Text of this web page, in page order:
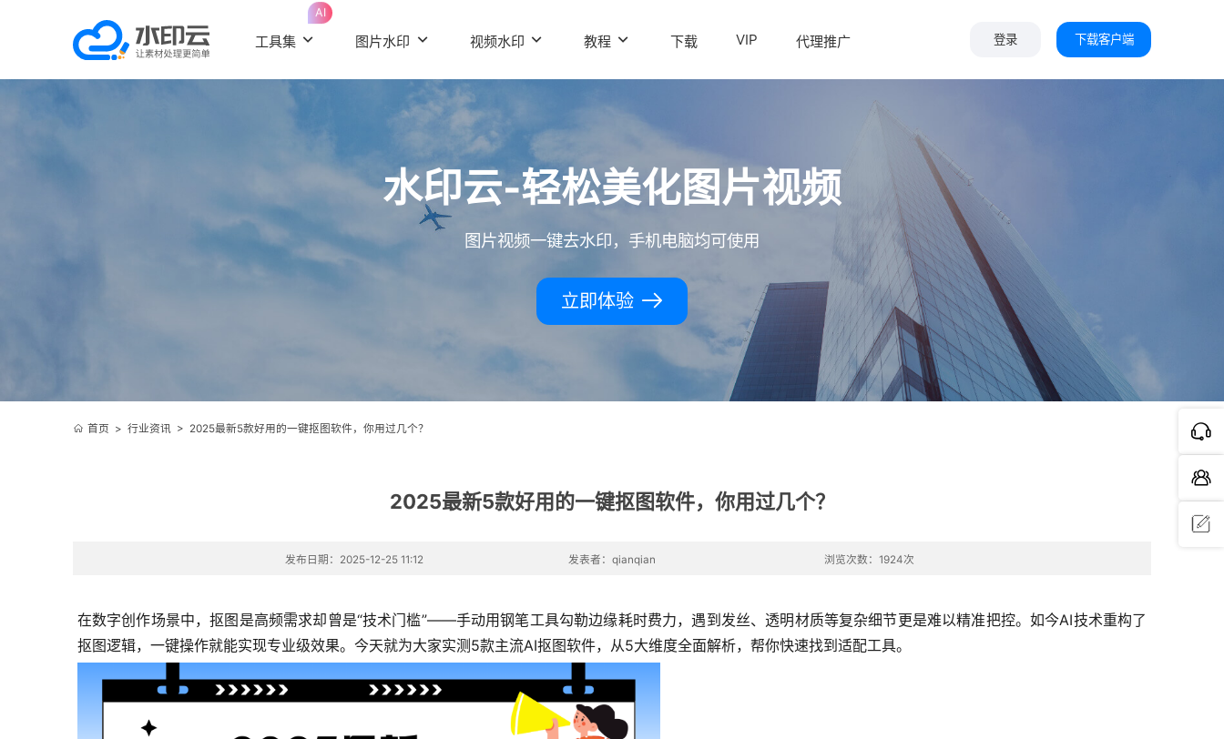
工具集
AI
图片水印 视频水印 教程 下载 VIP 代理推广 登录 下载客户端
水印云-轻松美化图片视频
图片视频一键去水印，手机电脑均可使用
立即体验
首页 > 行业资讯> 2025最新5款好用的一键抠图软件，你用过几个？
2025最新5款好用的一键抠图软件，你用过几个？
发布日期：2025-12-25 11:12 发表者：qianqian 浏览次数：1924次
在数字创作场景中，抠图是高频需求却曾是“技术门槛”——手动用钢笔工具勾勒边缘耗时费力，遇到发丝、透明材质等复杂细节更是难以精准把控。如今AI技术重构了
抠图逻辑，一键操作就能实现专业级效果。今天就为大家实测5款主流AI抠图软件，从5大维度全面解析，帮你快速找到适配工具。